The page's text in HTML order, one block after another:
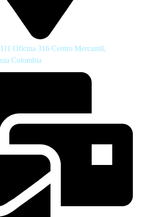
Oficina 316 Centro Mercantil,
Colombia